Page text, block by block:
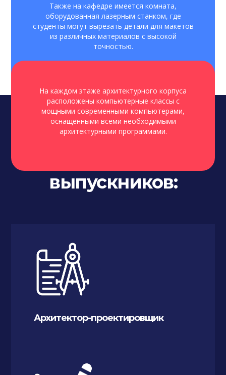
Также на кафедре имеется комната,
оборудованная лазерным станком, где
студенты могут вырезать детали для макетов
из различных материалов с высокой
точностью.
На каждом этаже архитектурного корпуса
расположены компьютерные классы с
мощными современными компьютерами,
оснащёнными всеми необходимыми
архитектурными программами.
Карьера и
выпускников:
Архитектор-проектировщик